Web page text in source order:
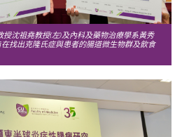
沈祖堯教授(左)及內科及藥物治療學系黃秀
找出克隆氏症與患者的腸道微生物群及飲食